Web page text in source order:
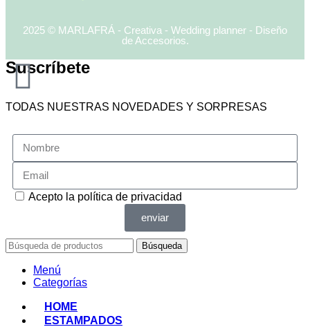
2025 © MARLAFRÁ - Creativa - Wedding planner - Diseño
de Accesorios.
Suscríbete
TODAS NUESTRAS NOVEDADES Y SORPRESAS
Acepto la política de privacidad
enviar
Búsqueda
Menú
Categorías
HOME
ESTAMPADOS